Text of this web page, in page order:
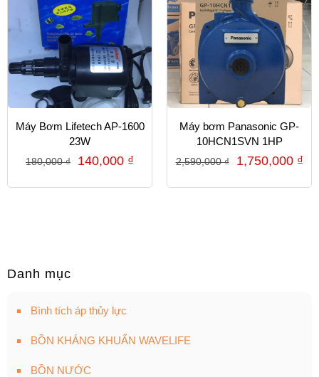
Máy Bơm Lifetech AP-1600
23W
180,000₫ 140,000 ₫
Máy bơm Panasonic GP-
10HCN1SVN 1HP
2,590,000₫ 1,750,000 ₫
Danh mục
Bình tích áp thủy lực
BỒN KHÁNG KHUẨN WAVELIFE
BỒN NƯỚC